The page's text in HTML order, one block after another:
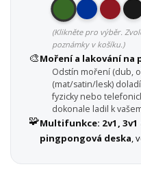
(Klikněte pro výběr.
poznámky v košíku.)
🎨Moření a lakování na
Odstín moření (dub,
(mat/satin/lesk)
fyzicky nebo
dokonale ladil k
🧩Multifunkce: 2v1, 3v1
pingpongová deska,